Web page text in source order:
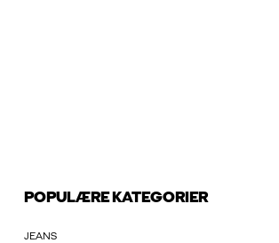
POPULÆRE KATEGORIER
JEANS